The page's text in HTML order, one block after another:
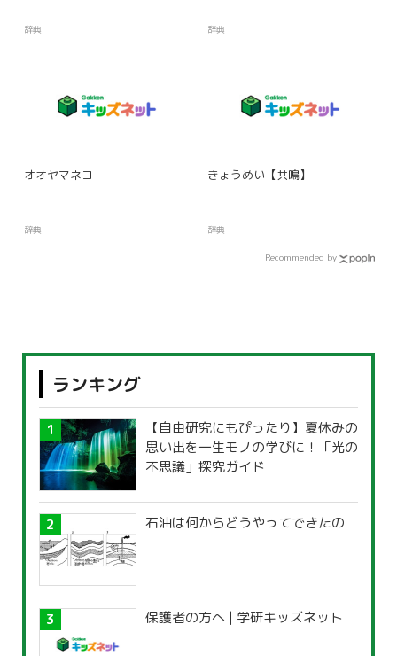
辞典 辞典
オオヤマネコ
辞典
きょうめい【共鳴】
辞典
Recommended by
ランキング
【自由研究にもぴったり】夏休みの
思い出を一生モノの学びに！「光の
不思議」探究ガイド
石油は何からどうやってできたの
保護者の方へ | 学研キッズネット